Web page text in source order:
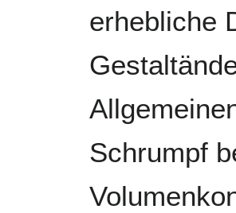
erhebliche
Schrumpf